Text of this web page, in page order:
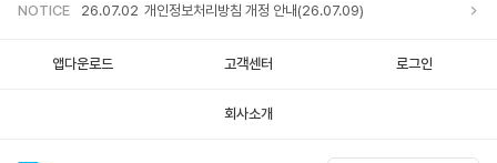
NOTICE 26.07.02 개인정보처리방침 개정 안내(26.07.09)
앱다운로드 고객센터 로그인
회사소개